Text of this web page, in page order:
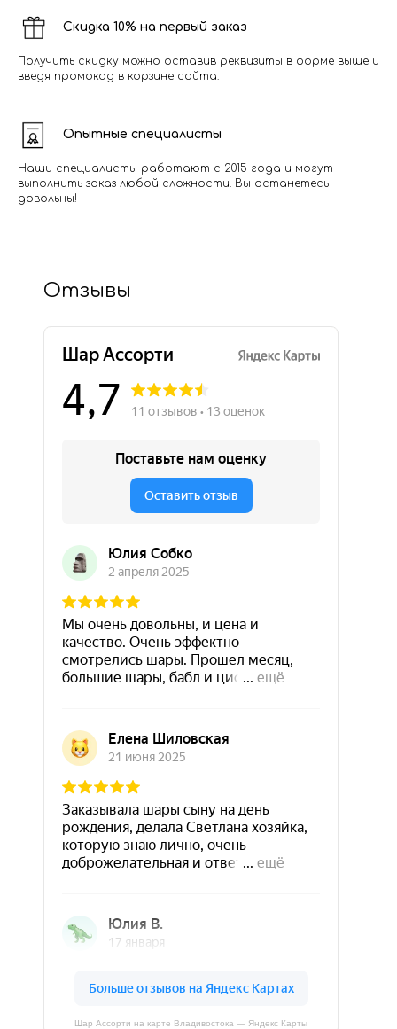
Скидка 10% на первый заказ
Получить скидку можно оставив реквизиты в форме выше и
введя промокод в корзине сайта.
Опытные специалисты
Наши специалисты работают с 2015 года и могут
выполнить заказ любой сложности. Вы останетесь
довольны!
Отзывы
Шар Ассорти на карте Владивостока — Яндекс Карты